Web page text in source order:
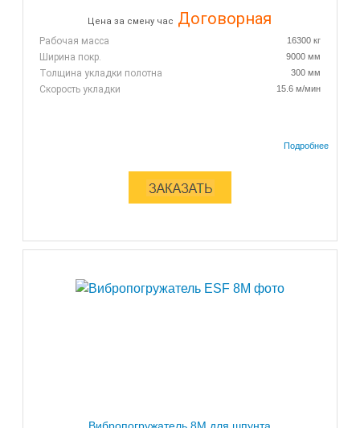
Цена за смену час Договорная
Рабочая масса 16300 кг
Ширина покр. 9000 мм
Толщина укладки полотна 300 мм
Скорость укладки 15.6 м/мин
Вибропогружатель 8M для шпунта